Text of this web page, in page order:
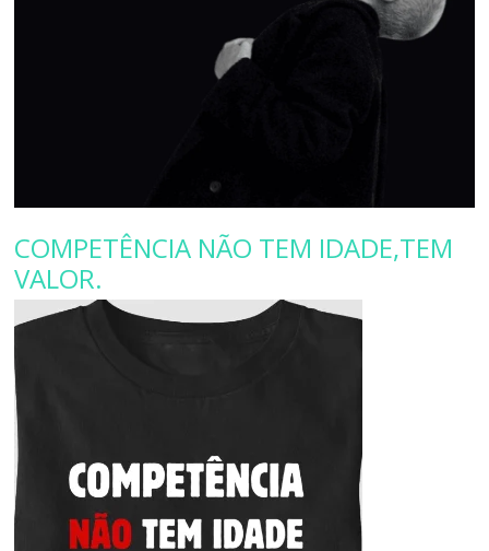
COMPETÊNCIA NÃO TEM IDADE,TEM
VALOR.